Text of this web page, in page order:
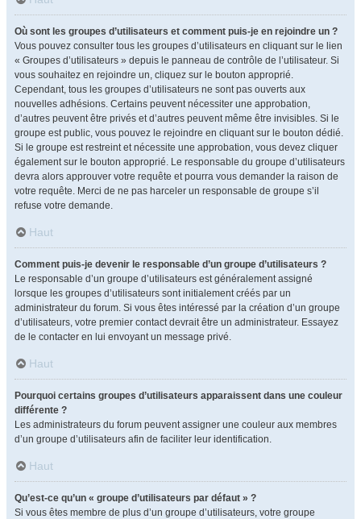
Où sont les groupes d’utilisateurs et comment puis-je en rejoindre un ?
Vous pouvez consulter tous les groupes d’utilisateurs en cliquant sur le lien
« Groupes d’utilisateurs » depuis le panneau de contrôle de l’utilisateur. Si
vous souhaitez en rejoindre un, cliquez sur le bouton approprié.
Cependant, tous les groupes d’utilisateurs ne sont pas ouverts aux
nouvelles adhésions. Certains peuvent nécessiter une approbation,
d’autres peuvent être privés et d’autres peuvent même être invisibles. Si le
groupe est public, vous pouvez le rejoindre en cliquant sur le bouton dédié.
Si le groupe est restreint et nécessite une approbation, vous devez cliquer
également sur le bouton approprié. Le responsable du groupe d’utilisateurs
devra alors approuver votre requête et pourra vous demander la raison de
votre requête. Merci de ne pas harceler un responsable de groupe s’il
refuse votre demande.
Haut
Comment puis-je devenir le responsable d’un groupe d’utilisateurs ?
Le responsable d’un groupe d’utilisateurs est généralement assigné
lorsque les groupes d’utilisateurs sont initialement créés par un
administrateur du forum. Si vous êtes intéressé par la création d’un groupe
d’utilisateurs, votre premier contact devrait être un administrateur. Essayez
de le contacter en lui envoyant un message privé.
Haut
Pourquoi certains groupes d’utilisateurs apparaissent dans une couleur
différente ?
Les administrateurs du forum peuvent assigner une couleur aux membres
d’un groupe d’utilisateurs afin de faciliter leur identification.
Haut
Qu’est-ce qu’un « groupe d’utilisateurs par défaut » ?
Si vous êtes membre de plus d’un groupe d’utilisateurs, votre groupe